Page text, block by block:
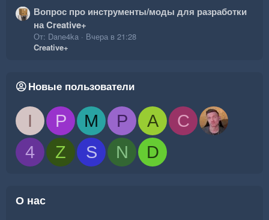
Вопрос про инструменты/моды для разработки
на Creative+
От: Dane4ka
Вчера в 21:28
Creative+
Новые пользователи
I P M P A
C
4
Z S N D
О нас